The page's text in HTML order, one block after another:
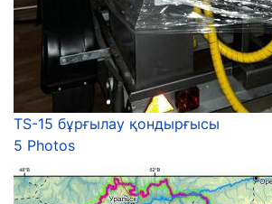
TS-15 бұрғылау қондырғысы
5 Photos